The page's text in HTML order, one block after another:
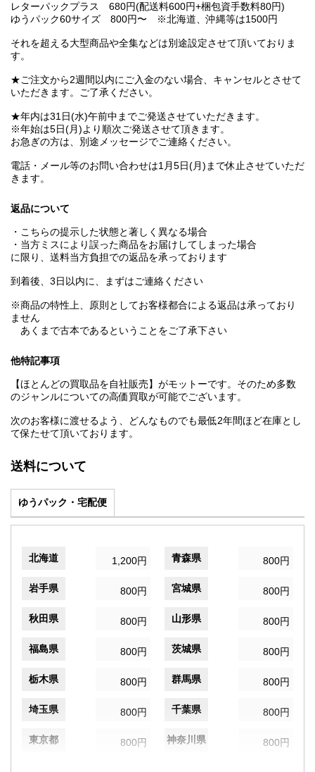
レターパックプラス 680円(配送料600円+梱包資手数料80円)
ゆうパック60サイズ 800円〜 ※北海道、沖縄等は1500円
それを超える大型商品や全集などは別途設定させて頂いておりま
す。
★ご注文から2週間以内にご入金のない場合、キャンセルとさせて
いただきます。ご了承ください。
★年内は31日(水)午前中までご発送させていただきます。
※年始は5日(月)より順次ご発送させて頂きます。
お急ぎの方は、別途メッセージでご連絡ください。
電話・メール等のお問い合わせは1月5日(月)まで休止させていただ
きます。
返品について
・こちらの提示した状態と著しく異なる場合
・当方ミスにより誤った商品をお届けしてしまった場合
に限り、送料当方負担での返品を承っております
到着後、3日以内に、まずはご連絡ください
※商品の特性上、原則としてお客様都合による返品は承っており
ません
あくまで古本であるということをご了承下さい
他特記事項
【ほとんどの買取品を自社販売】がモットーです。そのため多数
のジャンルについての高価買取が可能でございます。
次のお客様に渡せるよう、どんなものでも最低2年間ほど在庫とし
て保たせて頂いております。
送料について
ゆうパック・宅配便
北海道 1,200円 青森県 800円
岩手県 800円 宮城県 800円
秋田県 800円 山形県 800円
福島県 800円 茨城県 800円
栃木県 800円 群馬県 800円
埼玉県 800円 千葉県 800円
東京都 800円 神奈川県 800円